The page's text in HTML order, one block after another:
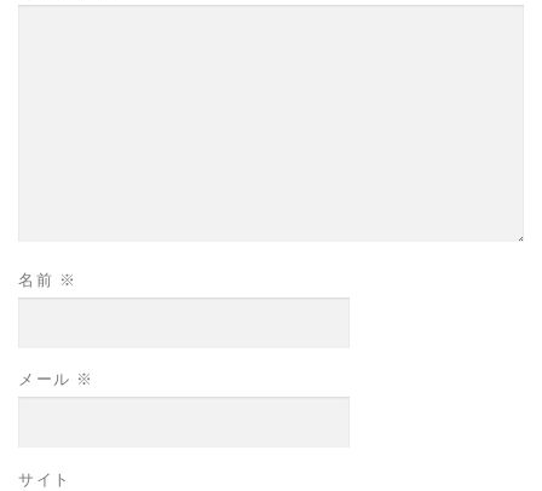
名前 ※
メール ※
サイト